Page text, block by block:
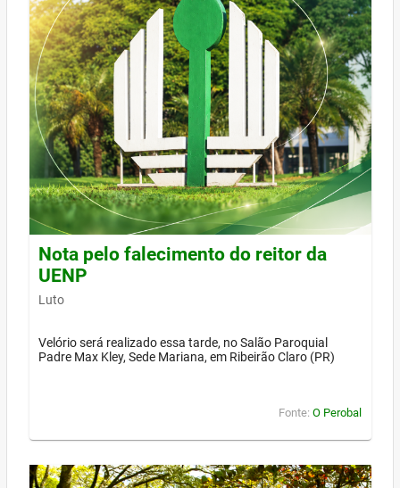
Nota pelo falecimento do reitor da
UENP
Luto
Velório será realizado essa tarde, no Salão Paroquial
Padre Max Kley, Sede Mariana, em Ribeirão Claro (PR)
Fonte: O Perobal